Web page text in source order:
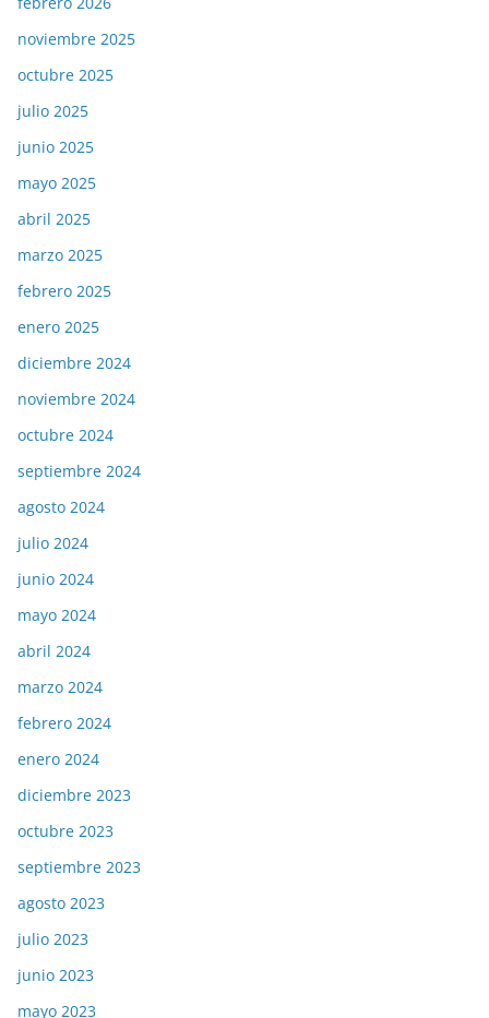
noviembre 2025
octubre 2025
julio 2025
junio 2025
mayo 2025
abril 2025
marzo 2025
febrero 2025
enero 2025
diciembre 2024
noviembre 2024
octubre 2024
septiembre 2024
agosto 2024
julio 2024
junio 2024
mayo 2024
abril 2024
marzo 2024
febrero 2024
enero 2024
diciembre 2023
octubre 2023
septiembre 2023
agosto 2023
julio 2023
junio 2023
mayo 2023